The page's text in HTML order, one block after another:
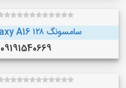
سامسونگ Galaxy A16 ۱۲۸ گیگابایت
09191540669 (قم)